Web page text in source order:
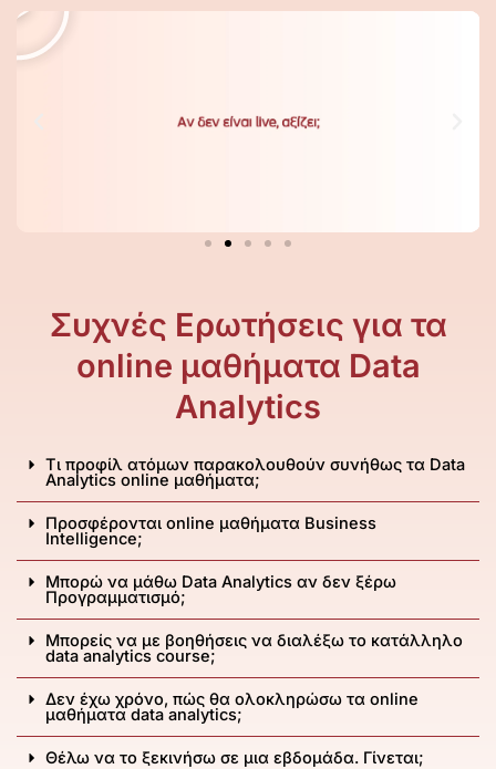
Συχνές Ερωτήσεις για τα
online μαθήματα Data
Analytics
Τι προφίλ ατόμων παρακολουθούν συνήθως τα Data
Analytics online μαθήματα;
Προσφέρονται online μαθήματα Business
Intelligence;
Μπορώ να μάθω Data Analytics αν δεν ξέρω
Προγραμματισμό;
Μπορείς να με βοηθήσεις να διαλέξω το κατάλληλο
data analytics course;
Δεν έχω χρόνο, πώς θα ολοκληρώσω τα online
μαθήματα data analytics;
Θέλω να το ξεκινήσω σε μια εβδομάδα. Γίνεται;